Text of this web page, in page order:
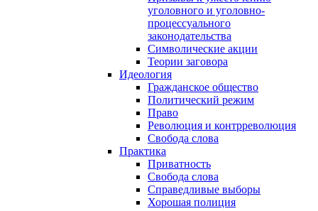
уголовного и уголовно-
процессуального
законодательства
Символические акции
Теории заговора
Идеология
Гражданское общество
Политический режим
Право
Революция и контрреволюция
Свобода слова
Практика
Приватность
Свобода слова
Справедливые выборы
Хорошая полиция